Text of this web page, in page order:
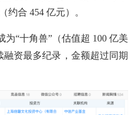
约合 454 亿元）。
“十角兽”（估值超 100 亿美
资最多纪录，金额超过同期